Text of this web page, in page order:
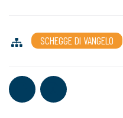
SCHEGGE DI VANGELO